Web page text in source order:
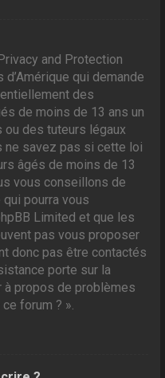
and Protection
qui demande
des
de moins de 13 ans un
des tuteurs légaux
ne savez pas si cette loi
âgés de moins de 13
vous conseillons de
pourra vous
Limited et que les
pas vous proposer
donc pas être contactés
porte sur la
à propos de problèmes
forum ? ».